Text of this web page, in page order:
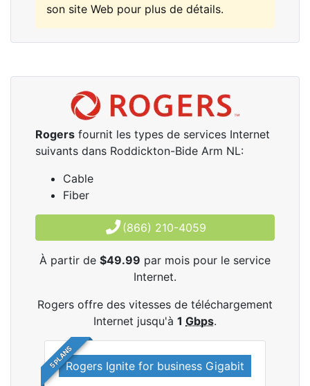
son site Web pour plus de détails.
Rogers fournit les types de services Internet
suivants dans Roddickton-Bide Arm NL:
Cable
Fiber
(866) 210-4059
À partir de $49.99 par mois pour le service
Internet.
Rogers offre des vitesses de téléchargement
Internet jusqu'à 1 Gbps.
5 PLANSRogers Ignite for business Gigabit